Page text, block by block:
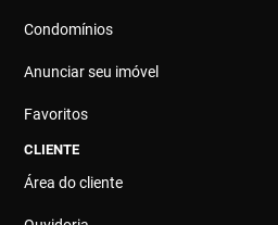
Condomínios
Anunciar seu imóvel
Favoritos
CLIENTE
Área do cliente